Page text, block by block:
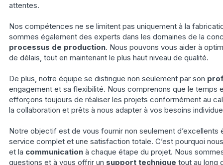
attentes.
Nos compétences ne se limitent pas uniquement à la
sommes également des experts dans les domaines de la
processus de production. Nous pouvons vous aider à
de délais, tout en maintenant le plus haut niveau de qualité.
De plus, notre équipe se distingue non seulement par son
engagement et sa flexibilité. Nous comprenons que le temps
efforçons toujours de réaliser les projets conformément au
la collaboration et prêts à nous adapter à vos besoins
Notre objectif est de vous fournir non seulement d’excellents
service complet et une satisfaction totale. C’est pourquoi
et la communicationà chaque étape du projet. Nous
questions et à vous offrir un support technique tout au long